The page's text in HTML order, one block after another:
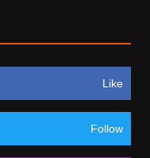
Like
Follow